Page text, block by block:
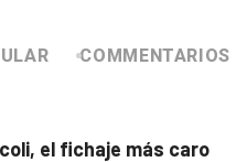
COMMENTARIOS
el fichaje más caro